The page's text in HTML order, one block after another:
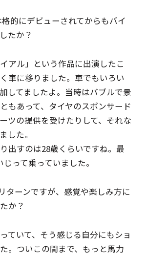
的にデビューされてからもバイ
たか？
アル」という作品に出演したこ
車に移りました。車でもいろい
してましたよ。当時はバブルで景
もあって、タイヤのスポンサード
ツの提供を受けたりして、それな
した。
出すのは28歳くらいですね。最
って乗っていました。
ーンですが、感覚や楽しみ方に
か？
ていて、そう感じる自分にもショ
。ついこの間まで、もっと馬力